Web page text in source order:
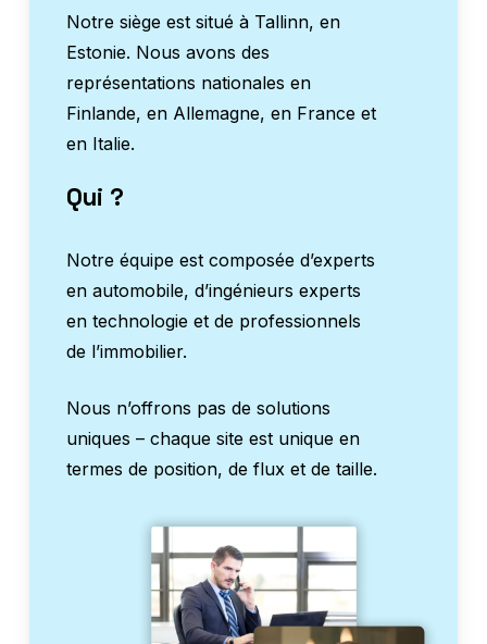
Notre siège est situé à Tallinn, en
Estonie. Nous avons des
représentations nationales en
Finlande, en Allemagne, en France et
en Italie.
Qui ?
Notre équipe est composée d’experts
en automobile, d’ingénieurs experts
en technologie et de professionnels
de l’immobilier.
Nous n’offrons pas de solutions
uniques – chaque site est unique en
termes de position, de flux et de taille.